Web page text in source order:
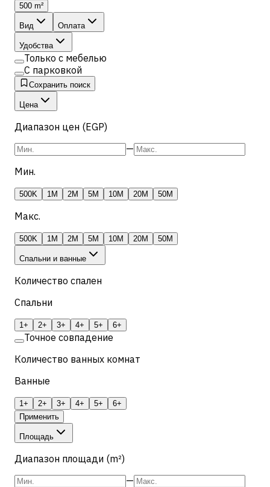
500 m²
Вид Оплата
Удобства
Только с мебелью
С парковкой
Сохранить поиск
Цена
Диапазон цен (EGP)
—
Мин.
500K 1M 2M 5M 10M 20M 50M
Макс.
500K 1M 2M 5M 10M 20M 50M
Спальни и ванные
Количество спален
Спальни
1+ 2+ 3+ 4+ 5+ 6+
Точное совпадение
Количество ванных комнат
Ванные
1+ 2+ 3+ 4+ 5+
6+
Применить
Площадь
Диапазон площади (m²)
—